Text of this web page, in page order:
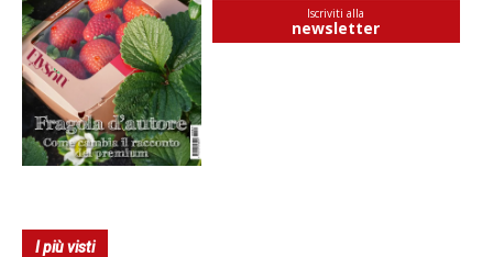
Iscriviti alla
newsletter
I più visti